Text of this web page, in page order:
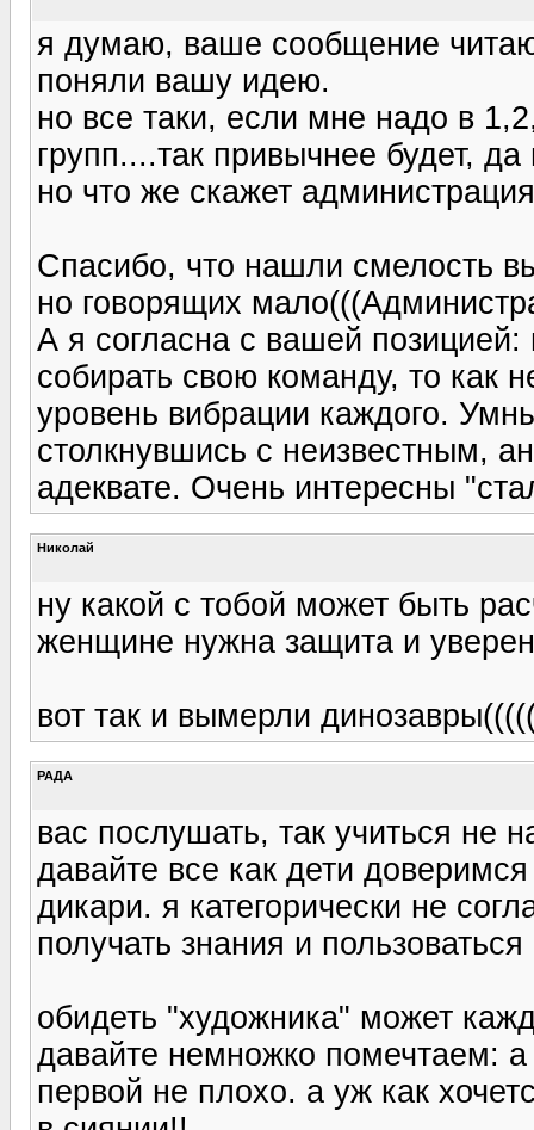
я думаю, ваше сообщение
поняли вашу идею.
но все таки, если мне надо в
групп....так привычнее будет,
но что же скажет
Спасибо, что нашли смелость
но говорящих
А я согласна с вашей
собирать свою команду, то как
уровень вибрации каждого.
столкнувшись с неизвестным,
адеквате. Очень интересны
Николай
ну какой с тобой может быть
женщине нужна защита и
вот так и вымерли
РАДА
вас послушать, так учиться не
давайте все как дети
дикари. я категорически не
получать знания и
обидеть "художника" может
давайте немножко помечтаем: а
первой не плохо. а уж как